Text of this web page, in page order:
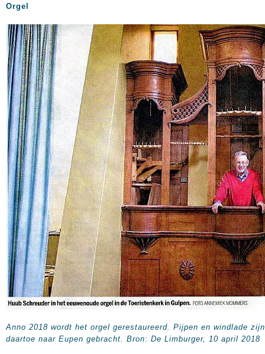
Orgel
Anno 2018 wordt het orgel gerestaureerd. Pijpen en windlade zijn
daartoe naar Eupen gebracht. Bron: De Limburger, 10 april 2018